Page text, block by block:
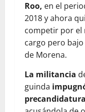
Roo, en el
2018 y ahora
competir por el
cargo pero
de Morena.
La militancia
guinda
precandidatura